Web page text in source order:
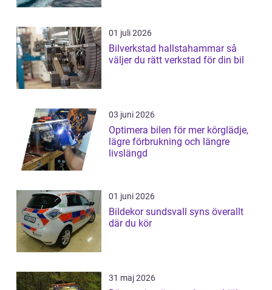
01 juli 2026
Bilverkstad hallstahammar så
väljer du rätt verkstad för din bil
03 juni 2026
Optimera bilen för mer körglädje,
lägre förbrukning och längre
livslängd
01 juni 2026
Bildekor sundsvall syns överallt
där du kör
31 maj 2026